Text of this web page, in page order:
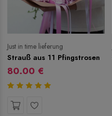
Just in time lieferung
Strauß aus 11 Pfingstrosen
80.00 €